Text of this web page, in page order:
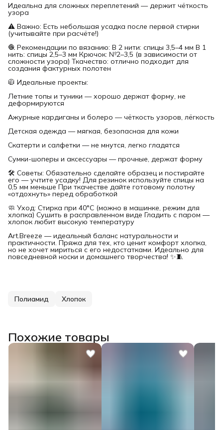
Идеальна для сложных переплетений — держит чёткость
узора
⚠️ Важно: Есть небольшая усадка после первой стирки
(учитывайте при расчёте!)
🧶 Рекомендации по вязанию: В 2 нити: спицы 3,5–4 мм В 1
нить: спицы 2,5–3 мм Крючок: №2–3,5 (в зависимости от
сложности узора) Ткачество: отлично подходит для
создания фактурных полотен
🧥 Идеальные проекты:
Летние топы и туники — хорошо держат форму, не
деформируются
Ажурные кардиганы и болеро — чёткость узоров, лёгкость
Детская одежда — мягкая, безопасная для кожи
Скатерти и салфетки — не мнутся, легко гладятся
Сумки-шоперы и аксессуары — прочные, держат форму
🛠 Советы: Обязательно сделайте образец и постирайте
его — учтите усадку! Для резинок используйте спицы на
0,5 мм меньше При ткачестве дайте готовому полотну
«отдохнуть» перед обработкой
🧼 Уход: Стирка при 40°C (можно в машинке, режим для
хлопка) Сушить в расправленном виде Гладить с паром —
хлопок любит высокую температуру
Art.Breeze — идеальный баланс натуральности и
практичности. Пряжа для тех, кто ценит комфорт хлопка,
но не хочет мириться с его недостатками. Идеально для
повседневной носки и домашнего творчества! ✨🧵
Полиамид Хлопок
Похожие товары